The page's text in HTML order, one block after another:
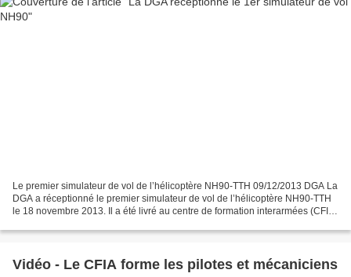
Le premier simulateur de vol de l’hélicoptère NH90-TTH 09/12/2013 DGA La
DGA a réceptionné le premier simulateur de vol de l’hélicoptère NH90-TTH
le 18 novembre 2013. Il a été livré au centre de formation interarmées (CFIA)
Vidéo - Le CFIA forme les pilotes et mécaniciens